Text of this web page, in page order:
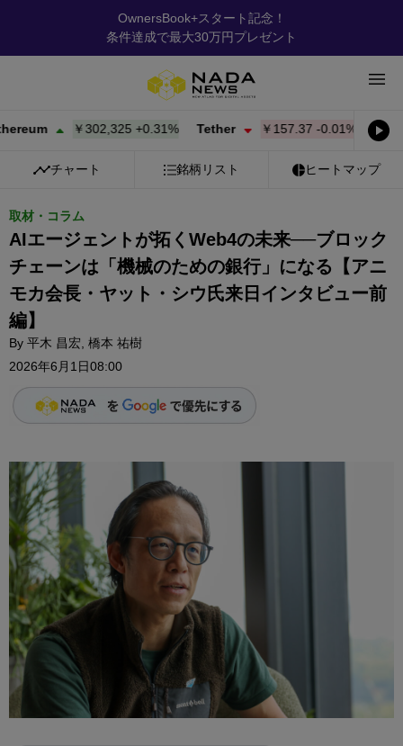
OwnersBook+スタート記念！
条件達成で最大30万円プレゼント
￥302,325+0.31% Tether ￥157.37-0.01% BNB
チャート 銘柄リスト ヒートマップ
取材・コラム
AIエージェントが拓くWeb4の未来──ブロック
チェーンは「機械のための銀行」になる【アニ
モカ会長・ヤット・シウ氏来日インタビュー前
編】
By 平木 昌宏 橋本 祐樹
2026年6月1日08:00